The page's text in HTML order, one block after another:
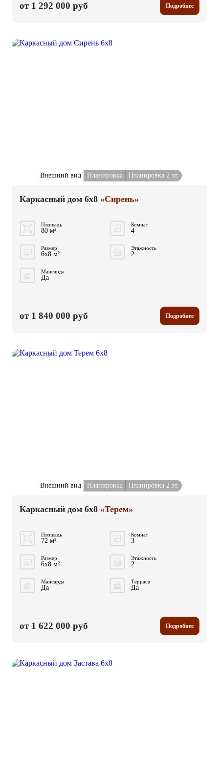
от 1 292 000 руб Подробнее
Внешний вид Планировка Планировка 2 эт.
Каркасный дом 6x8 «Сирень»
Площадь
80 м²
Комнат
4
Размер
6x8 м²
Этажность
2
Мансарда
Да
от 1 840 000 руб Подробнее
Внешний вид Планировка Планировка 2 эт.
Каркасный дом 6x8 «Терем»
Площадь
72 м²
Комнат
3
Размер
6x8 м²
Этажность
2
Мансарда
Да
Терраса
Да
от 1 622 000 руб Подробнее